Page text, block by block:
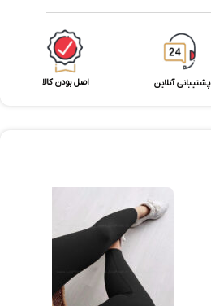
پشتیبانی آنلاین اصل بودن کالا